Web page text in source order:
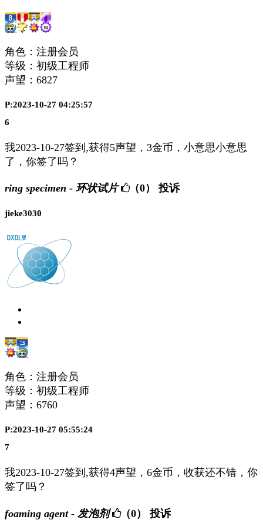
角色：注册会员
等级：初级工程师
声望： 6827
P:2023-10-27 04:25:57
6
我2023-10-27签到,获得5声望，3金币，小意思小意思
了，你签了吗？
ring specimen - 环状试片 （0） 投诉
jieke3030
角色：注册会员
等级：初级工程师
声望： 6760
P:2023-10-27 05:55:24
7
我2023-10-27签到,获得4声望，6金币，收获还不错，你
签了吗？
foaming agent - 发泡剂 （0） 投诉